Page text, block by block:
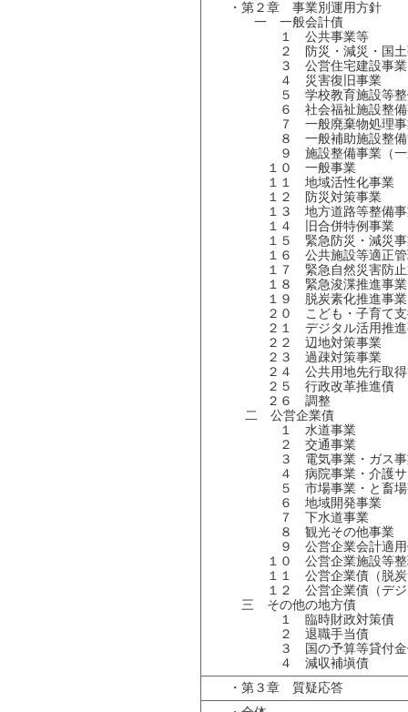
・第２章 事業別運用方針
一 一般会計債
１ 公共事業等
２ 防災・減災・国土強
３ 公営住宅建設事業
４ 災害復旧事業
５ 学校教育施設等整
６ 社会福祉施設整備
７ 一般廃棄物処理事
８ 一般補助施設整備
９ 施設整備事業（一般
１０ 一般事業
１１ 地域活性化事業
１２ 防災対策事業
１３ 地方道路等整備事
１４ 旧合併特例事業
１５ 緊急防災・減災事
１６ 公共施設等適正管
１７ 緊急自然災害防止
１８ 緊急浚渫推進事業
１９ 脱炭素化推進事業
２０ こども・子育て支
２１ デジタル活用推進
２２ 辺地対策事業
２３ 過疎対策事業
２４ 公共用地先行取得
２５ 行政改革推進債
２６ 調整
二 公営企業債
１ 水道事業
２ 交通事業
３ 電気事業・ガス事
４ 病院事業・介護サ
５ 市場事業・と畜場
６ 地域開発事業
７ 下水道事業
８ 観光その他事業
９ 公営企業会計適用
１０ 公営企業施設等整
１１ 公営企業債（脱炭
１２ 公営企業債（デジタ
三 その他の地方債
１ 臨時財政対策債
２ 退職手当債
３ 国の予算等貸付金
４ 減収補塡債
・第３章 質疑応答